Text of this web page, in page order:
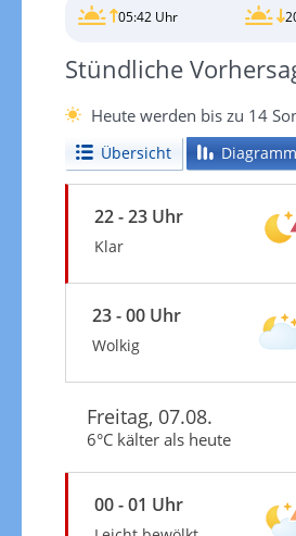
05:42 Uhr
Stündliche
Heute werden bis zu 14
Übersicht Diagramm
22 - 23 Uhr
Klar
23 - 00 Uhr
Wolkig
Freitag, 07.08.
6°C kälter als heute
00 - 01 Uhr